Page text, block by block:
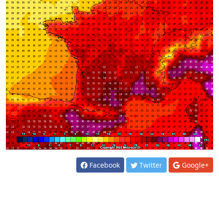
Facebook Twitter Google+